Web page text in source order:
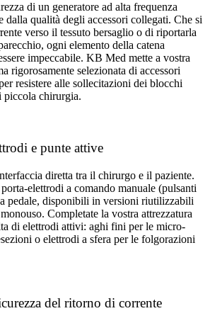
di un generatore ad alta frequenza
dalla qualità degli accessori collegati. Che si
verso il tessuto bersaglio o di riportarla
ogni elemento della catena
impeccabile. KB Med mette a vostra
rigorosamente selezionata di accessori
resistere alle sollecitazioni dei blocchi
piccola chirurgia.
e punte attive
diretta tra il chirurgo e il paziente.
elettrodi a comando manuale (pulsanti
pedale, disponibili in versioni riutilizzabili
Completate la vostra attrezzatura
di elettrodi attivi: aghi fini per le micro-
o elettrodi a sfera per le folgorazioni
del ritorno di corrente